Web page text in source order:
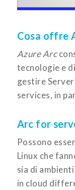
Cosa offre
Azure Arc
tecnologie e
gestire
services, in
Arc for
Possono
Linux che
sia di
in cloud